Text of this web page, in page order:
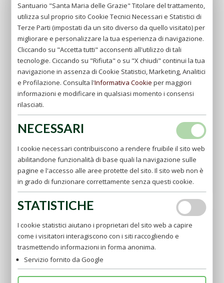
Accendi una candela
LA TUA OFFERTA
Sostieni le nostre iniziative
Santuario "Santa Maria delle Grazie" Titolare del trattamento,
utilizza sul proprio sito Cookie Tecnici Necessari e Statistici di
Terze Parti (impostati da un sito diverso da quello visitato) per
migliorare e personalizzare la tua esperienza di navigazione.
Cliccando su "Accetta tutti" acconsenti all'utilizzo di tali
tecnologie. Ciccando su "Rifiuta" o su "X chiudi" continui la tua
navigazione in assenza di Cookie Statistici, Marketing, Analitici
e Profilazione. Consulta l'Informativa Cookie per maggiori
informazioni e modificare in qualsiasi momento i consensi
rilasciati.
NECESSARI
I cookie necessari contribuiscono a rendere fruibile il sito web
abilitandone funzionalità di base quali la navigazione sulle
pagine e l'accesso alle aree protette del sito. Il sito web non è
in grado di funzionare correttamente senza questi cookie.
STATISTICHE
I cookie statistici aiutano i proprietari del sito web a capire
come i visitatori interagiscono con i siti raccogliendo e
trasmettendo informazioni in forma anonima.
Servizio fornito da Google